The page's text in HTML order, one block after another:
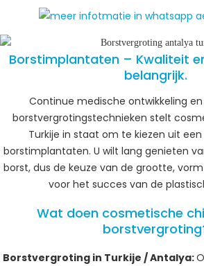
Borstimplantaten – Kwaliteit
belangrijk.
Continue medische ontwikkeling
borstvergrotingstechnieken stelt
Turkije in staat om te kiezen uit
borstimplantaten. U wilt lang genieten
borst, dus de keuze van de grootte,
voor het succes van de
Wat doen cosmetische
Borstvergroting in Turkije / Antalya: